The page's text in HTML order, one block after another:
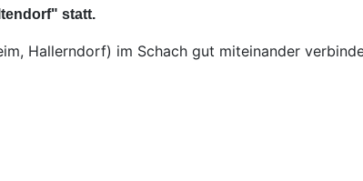
statt.
Hallerndorf) im Schach gut miteinander